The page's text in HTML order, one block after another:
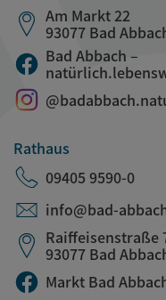
Am Markt 22
93077 Bad
Bad Abbach –
Rathaus
09405 9590-0
info@bad-
Raiffeisenstraße
93077 Bad
Markt Bad